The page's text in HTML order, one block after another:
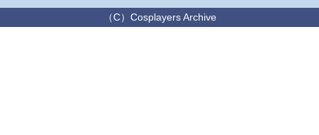
（C）Cosplayers Archive